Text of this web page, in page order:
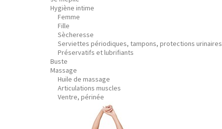
Hygiène intime
Femme
Fille
Sècheresse
Serviettes périodiques, tampons, protections urinaires
Préservatifs et lubrifiants
Buste
Massage
Huile de massage
Articulations muscles
Ventre, périnée